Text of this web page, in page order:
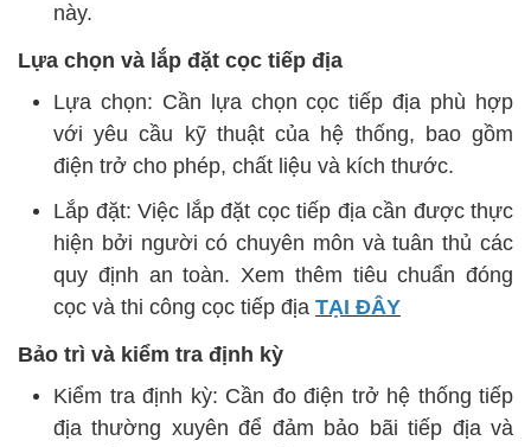
này.
Lựa chọn và lắp đặt cọc tiếp địa
Lựa chọn: Cần lựa chọn cọc tiếp địa phù hợp
với yêu cầu kỹ thuật của hệ thống, bao gồm
điện trở cho phép, chất liệu và kích thước.
Lắp đặt: Việc lắp đặt cọc tiếp địa cần được thực
hiện bởi người có chuyên môn và tuân thủ các
quy định an toàn. Xem thêm tiêu chuẩn đóng
cọc và thi công cọc tiếp địa TẠI ĐÂY
Bảo trì và kiểm tra định kỳ
Kiểm tra định kỳ: Cần đo điện trở hệ thống tiếp
địa thường xuyên để đảm bảo bãi tiếp địa và